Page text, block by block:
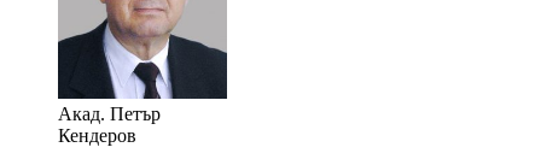
Акад. Петър
Кендеров